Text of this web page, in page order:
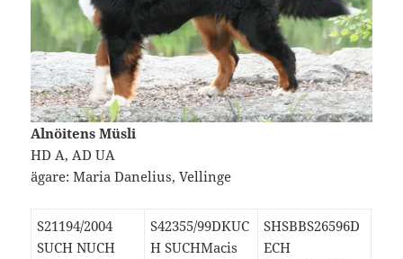
Alnöitens Müsli
HD A, AD UA
ägare: Maria Danelius, Vellinge
S21194/2004
SUCH NUCH
S42355/99DKUC
H SUCHMacis
SHSBBS26596D
ECH